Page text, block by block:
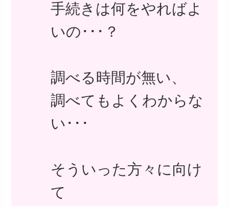
手続きは何をやればよ
いの･･･？
調べる時間が無い、
調べてもよくわからな
い･･･
そういった方々に向け
て